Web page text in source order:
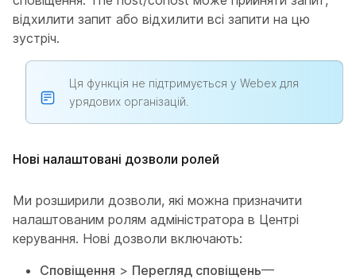
відхилити запит або відхилити всі запити на цю
зустріч.
Ця функція не підтримується у Webex для
урядових організацій.
Нові налаштовані дозволи ролей
Ми розширили дозволи, які можна призначити
налаштованим ролям адміністратора в Центрі
керування. Нові дозволи включають:
Сповіщення > Перегляд сповіщень—